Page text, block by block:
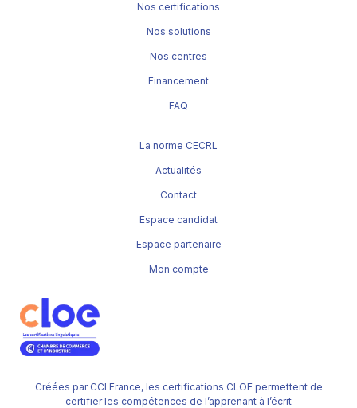
Créées par CCI France, les certifications CLOE permettent de
certifier les compétences de l’apprenant à l’écrit
Nos certifications
Nos solutions
Nos centres
Financement
FAQ
La norme CECRL
Actualités
Contact
Espace candidat
Espace partenaire
Mon compte